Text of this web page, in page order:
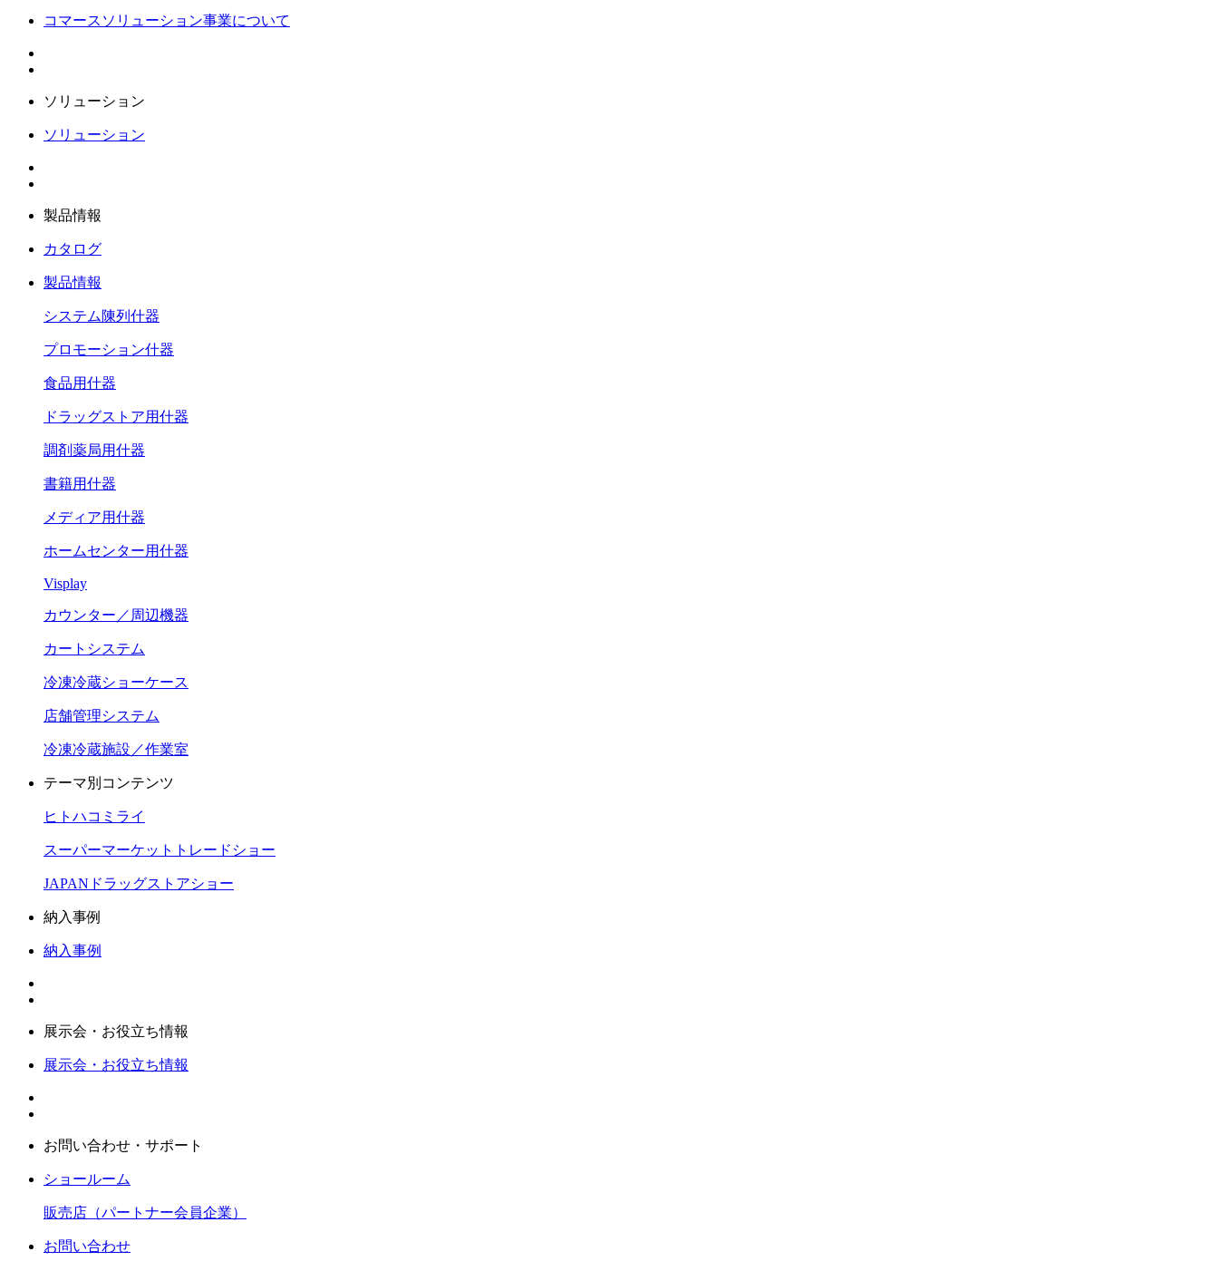
コマースソリューション事業について
ソリューション
ソリューション
製品情報
カタログ
製品情報
システム陳列什器
プロモーション什器
食品用什器
ドラッグストア用什器
調剤薬局用什器
書籍用什器
メディア用什器
ホームセンター用什器
Visplay
カウンター／周辺機器
カートシステム
冷凍冷蔵ショーケース
店舗管理システム
冷凍冷蔵施設／作業室
テーマ別コンテンツ
ヒトハコミライ
スーパーマーケットトレードショー
JAPANドラッグストアショー
納入事例
納入事例
展示会・お役立ち情報
展示会・お役立ち情報
お問い合わせ・サポート
ショールーム
販売店（パートナー会員企業）
お問い合わせ